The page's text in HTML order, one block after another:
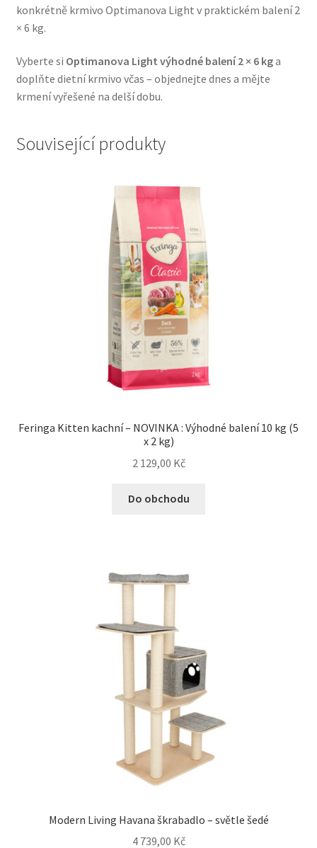
konkrétně krmivo Optimanova Light v praktickém balení 2
× 6 kg.
Vyberte si Optimanova Light výhodné balení 2 × 6 kga
doplňte dietní krmivo včas – objednejte dnes a mějte
krmení vyřešené na delší dobu.
Související produkty
Feringa Kitten kachní – NOVINKA : Výhodné balení 10 kg (5
x 2 kg)
2 129,00 Kč
Do obchodu
Modern Living Havana škrabadlo – světle šedé
4 739,00 Kč